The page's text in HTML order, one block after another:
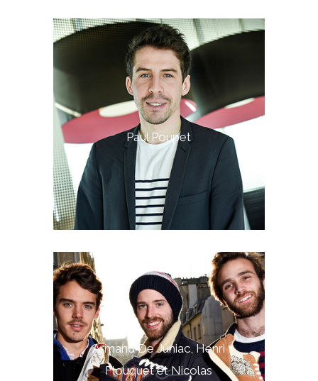
Paul Poupet
Armand De Juniac, Henri
Flouquet et Nicolas